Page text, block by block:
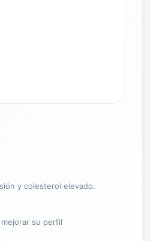
y colesterol elevado.
su perfil